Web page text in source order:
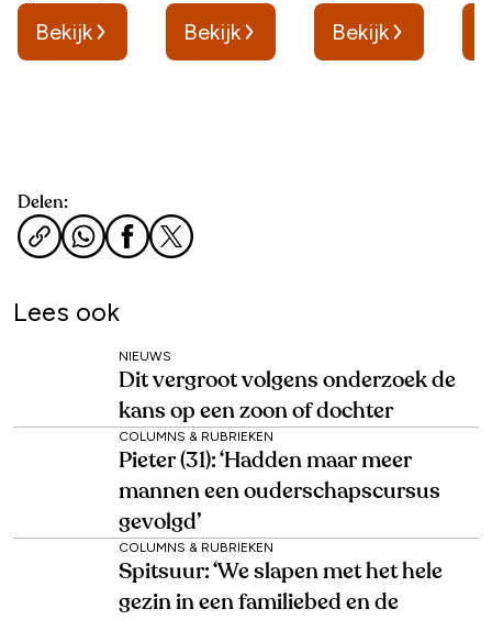
Bekijk Bekijk Bekijk
Delen:
Lees ook
NIEUWS
Dit vergroot volgens onderzoek de
kans op een zoon of dochter
COLUMNS & RUBRIEKEN
Pieter (31): ‘Hadden maar meer
mannen een ouderschapscursus
gevolgd’
COLUMNS & RUBRIEKEN
Spitsuur: ‘We slapen met het hele
gezin in een familiebed en de